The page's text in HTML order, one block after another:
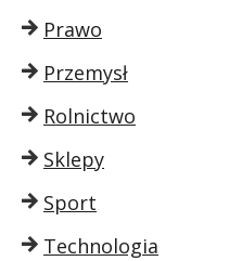
Prawo
Przemysł
Rolnictwo
Sklepy
Sport
Technologia